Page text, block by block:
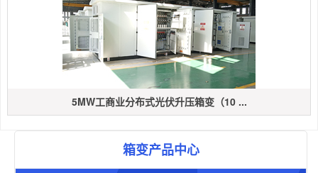
5MW工商业分布式光伏升压箱变（10 ...
箱变产品中心